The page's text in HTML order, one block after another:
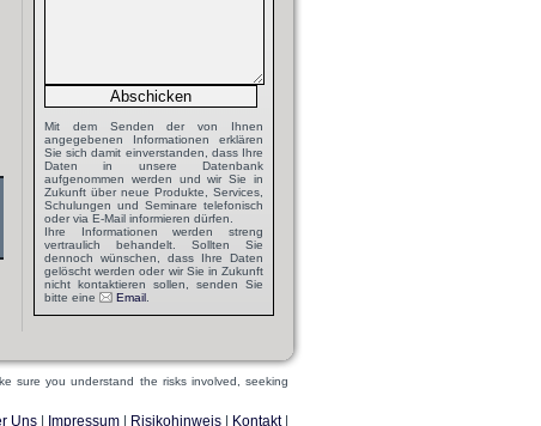
Mit dem Senden der von Ihnen
angegebenen Informationen erklären
Sie sich damit einverstanden, dass Ihre
Daten in unsere Datenbank
aufgenommen werden und wir Sie in
Zukunft über neue Produkte, Services,
Schulungen und Seminare telefonisch
oder via E-Mail informieren dürfen.
Ihre Informationen werden streng
vertraulich behandelt. Sollten Sie
dennoch wünschen, dass Ihre Daten
gelöscht werden oder wir Sie in Zukunft
nicht kontaktieren sollen, senden Sie
bitte eine
Email
sure you understand the risks involved, seeking
Uns | Impressum | Risikohinweis | Kontakt |